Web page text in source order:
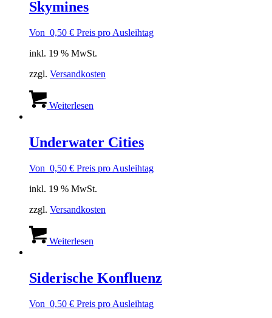
Skymines
Von 0,50 € Preis pro Ausleihtag
inkl. 19 % MwSt.
zzgl. Versandkosten
Weiterlesen
Underwater Cities
Von 0,50 € Preis pro Ausleihtag
inkl. 19 % MwSt.
zzgl. Versandkosten
Weiterlesen
Siderische Konfluenz
Von 0,50 € Preis pro Ausleihtag